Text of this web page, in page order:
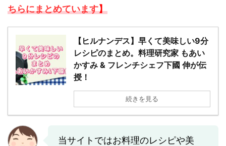
ちらにまとめています】
【ヒルナンデス】早くて美味しい9分
レシピのまとめ。料理研究家 もあい
かすみ & フレンチシェフ下國 伸が伝
授！
続きを見る
当サイトではお料理のレシピや美